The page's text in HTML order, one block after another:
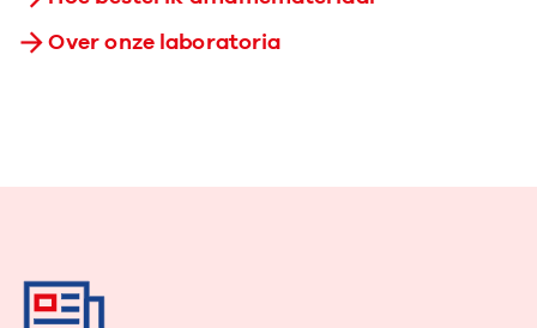
Over onze laboratoria